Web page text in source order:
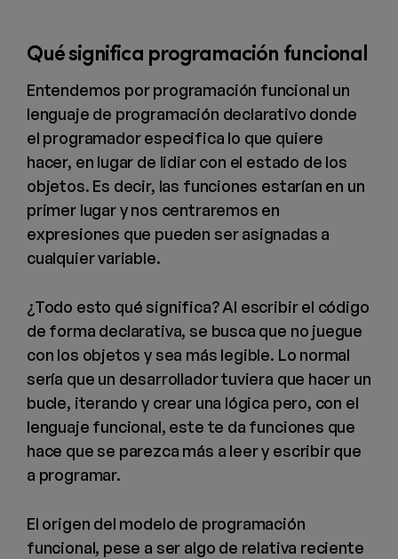
Qué significa programación funcional
Entendemos por programación funcional un
lenguaje de programación declarativo donde
el programador especifica lo que quiere
hacer, en lugar de lidiar con el estado de los
objetos. Es decir, las funciones estarían en un
primer lugar y nos centraremos en
expresiones que pueden ser asignadas a
cualquier variable.
¿Todo esto qué significa? Al escribir el código
de forma declarativa, se busca que no juegue
con los objetos y sea más legible. Lo normal
sería que un desarrollador tuviera que hacer un
bucle, iterando y crear una lógica pero, con el
lenguaje funcional, este te da funciones que
hace que se parezca más a leer y escribir que
a programar.
El origen del modelo de programación
funcional, pese a ser algo de relativa reciente